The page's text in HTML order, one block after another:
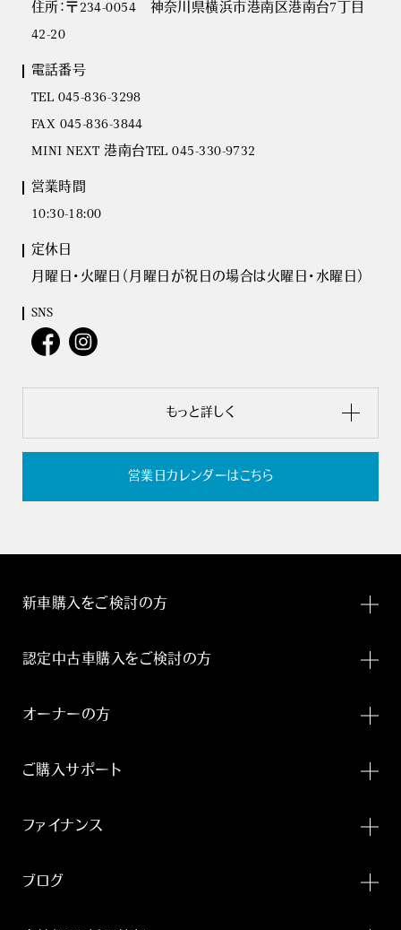
住所：〒234-0054 神奈川県横浜市港南区港南台7丁目
42-20
電話番号
TEL 045-836-3298
FAX 045-836-3844
MINI NEXT 港南台TEL 045-330-9732
営業時間
10:30-18:00
定休日
月曜日･火曜日（月曜日が祝日の場合は火曜日･水曜日）
SNS
もっと詳しく
営業日カレンダーはこちら
新車購入をご検討の方
認定中古車購入をご検討の方
オーナーの方
ご購入サポート
ファイナンス
ブログ